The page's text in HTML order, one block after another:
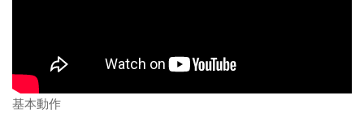
基本動作